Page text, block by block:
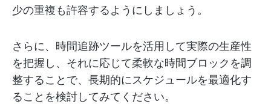
少の重複も許容するようにしましょう。
さらに、時間追跡ツールを活用して実際の生産性
を把握し、それに応じて柔軟な時間ブロックを調
整することで、長期的にスケジュールを最適化す
ることを検討してみてください。